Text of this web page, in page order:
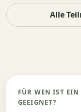
Alle
FÜR WEN IST EIN
GEEIGNET?